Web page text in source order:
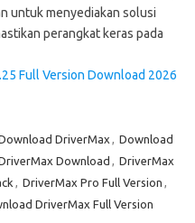
untuk menyediakan solusi
perangkat keras pada
Full Version Download 2026
DriverMax , Download
Download , DriverMax
, DriverMax Pro Full Version ,
DriverMax Full Version